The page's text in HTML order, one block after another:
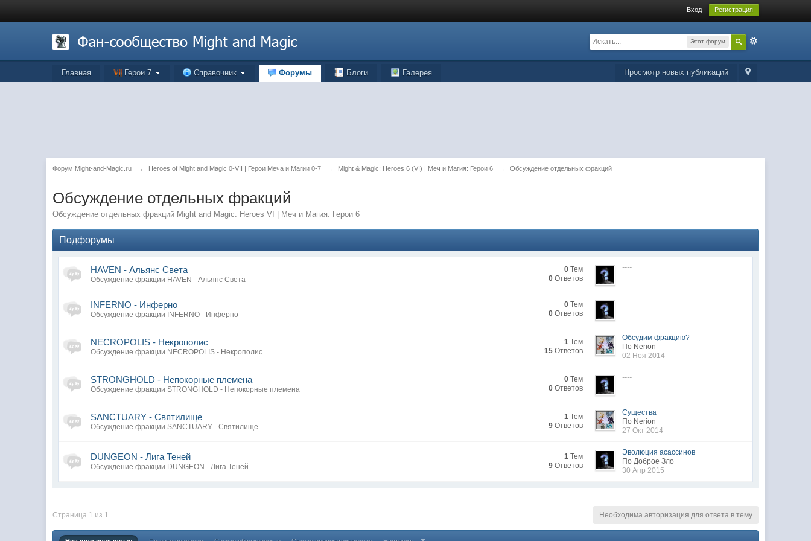
Вход Регистрация
Этот форум
Просмотр новых публикаций
Главная Герои 7 Справочник Форумы Блоги Галерея
Форум Might-and-Magic.ru → Heroes of Might and Magic 0-VII | Герои Меча и Магии 0-7 → Might & Magic: Heroes 6 (VI) | Меч и Магия: Герои 6 → Обсуждение отдельных фракций
Обсуждение отдельных фракций
Обсуждение отдельных фракций Might and Magic: Heroes VI | Меч и Магия: Герои 6
Подфорумы
HAVEN - Альянс Света
Обсуждение фракции HAVEN - Альянс Света
0 Тем
0 Ответов
----
INFERNO - Инферно
Обсуждение фракции INFERNO - Инферно
0 Тем
0 Ответов
----
NECROPOLIS - Некрополис
Обсуждение фракции NECROPOLIS - Некрополис
1 Тем
15 Ответов
Обсудим фракцию?
По Nerion
02 Ноя 2014
STRONGHOLD - Непокорные племена
Обсуждение фракции STRONGHOLD - Непокорные племена
0 Тем
0 Ответов
----
SANCTUARY - Святилище
Обсуждение фракции SANCTUARY - Святилище
1 Тем
9 Ответов
Существа
По Nerion
27 Окт 2014
DUNGEON - Лига Теней
Обсуждение фракции DUNGEON - Лига Теней
1 Тем
9 Ответов
Эволюция асассинов
По Доброе Зло
30 Апр 2015
Страница 1 из 1 Необходима авторизация для ответа в тему